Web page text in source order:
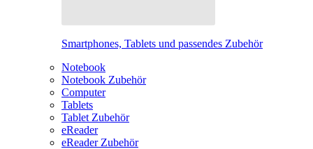
Smartphones, Tablets und passendes Zubehör
Notebook
Notebook Zubehör
Computer
Tablets
Tablet Zubehör
eReader
eReader Zubehör